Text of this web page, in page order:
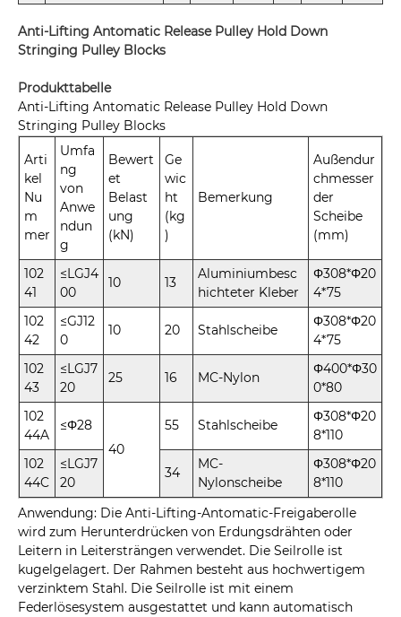
Anti-Lifting Antomatic Release Pulley Hold Down
Stringing Pulley Blocks
Produkttabelle
Anti-Lifting Antomatic Release Pulley Hold Down
Stringing Pulley Blocks
Arti
kel
Nu
m
mer
Umfa
ng
von
Anwe
ndun
g
Bewert
et
Belast
ung
(kN)
Ge
wic
ht
(kg
)
Bemerkung
Außendur
chmesser
der
Scheibe
(mm)
102
41
≤LGJ4
00
10 13
Aluminiumbesc
hichteter Kleber
Φ308*Φ20
4*75
102
42
≤GJ12
0
10 20 Stahlscheibe
Φ308*Φ20
4*75
102
43
≤LGJ7
20
25 16 MC-Nylon
Φ400*Φ30
0*80
102
44A
≤Φ28
40
55 Stahlscheibe
Φ308*Φ20
8*110
102
44C
≤LGJ7
20
34
MC-
Nylonscheibe
Φ308*Φ20
8*110
Anwendung: Die Anti-Lifting-Antomatic-Freigaberolle
wird zum Herunterdrücken von Erdungsdrähten oder
Leitern in Leitersträngen verwendet. Die Seilrolle ist
kugelgelagert. Der Rahmen besteht aus hochwertigem
verzinktem Stahl. Die Seilrolle ist mit einem
Federlösesystem ausgestattet und kann automatisch